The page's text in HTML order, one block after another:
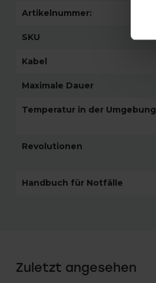
Artikelnummer:
SKU
Kabel
Maximale Dauer
Temperatur in der Umgebung
Revolutionen
Handbuch für Notfälle
Zuletzt angesehen